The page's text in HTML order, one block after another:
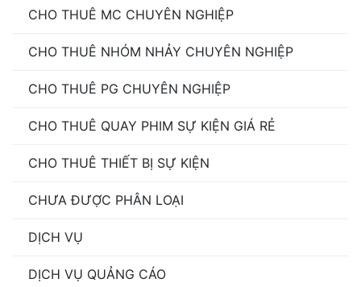
CHO THUÊ MC CHUYÊN NGHIỆP
CHO THUÊ NHÓM NHẢY CHUYÊN NGHIỆP
CHO THUÊ PG CHUYÊN NGHIỆP
CHO THUÊ QUAY PHIM SỰ KIỆN GIÁ RẺ
CHO THUÊ THIẾT BỊ SỰ KIỆN
CHƯA ĐƯỢC PHÂN LOẠI
DỊCH VỤ
DỊCH VỤ QUẢNG CÁO